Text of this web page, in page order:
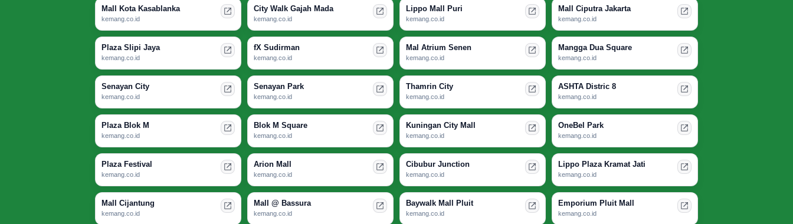
Mall Kota Kasablanka
kemang.co.id
City Walk Gajah Mada
kemang.co.id
Lippo Mall Puri
kemang.co.id
Mall Ciputra Jakarta
kemang.co.id
Plaza Slipi Jaya
kemang.co.id
fX Sudirman
kemang.co.id
Mal Atrium Senen
kemang.co.id
Mangga Dua Square
kemang.co.id
Senayan City
kemang.co.id
Senayan Park
kemang.co.id
Thamrin City
kemang.co.id
ASHTA Distric 8
kemang.co.id
Plaza Blok M
kemang.co.id
Blok M Square
kemang.co.id
Kuningan City Mall
kemang.co.id
OneBel Park
kemang.co.id
Plaza Festival
kemang.co.id
Arion Mall
kemang.co.id
Cibubur Junction
kemang.co.id
Lippo Plaza Kramat Jati
kemang.co.id
Mall Cijantung
kemang.co.id
Mall @ Bassura
kemang.co.id
Baywalk Mall Pluit
kemang.co.id
Emporium Pluit Mall
kemang.co.id